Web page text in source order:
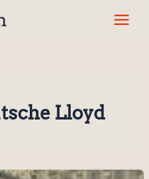
Lloyd